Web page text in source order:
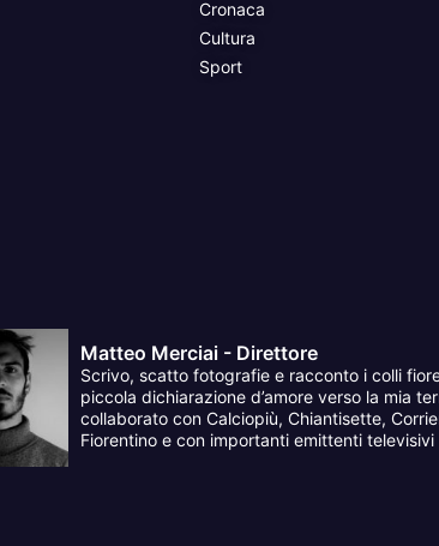
Cronaca
Cultura
Sport
Matteo Merciai - Direttore
Scrivo, scatto fotografie e racconto i colli
piccola dichiarazione d’amore verso la mia
collaborato con Calciopiù, Chiantisette,
Fiorentino e con importanti emittenti televisivi